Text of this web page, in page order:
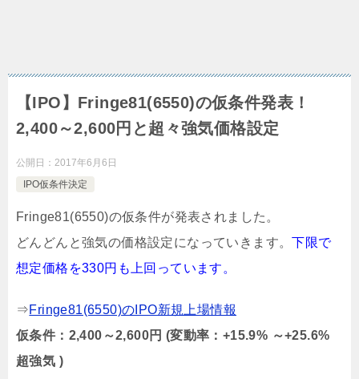
【IPO】Fringe81(6550)の仮条件発表！
2,400～2,600円と超々強気価格設定
公開日： 2017年6月6日
IPO仮条件決定
Fringe81(6550)の仮条件が発表されました。
どんどんと強気の価格設定になっていきます。下限で
想定価格を330円も上回っています。
⇒Fringe81(6550)のIPO新規上場情報
仮条件：2,400～2,600円 (変動率：+15.9% ～+25.6%
超強気 )